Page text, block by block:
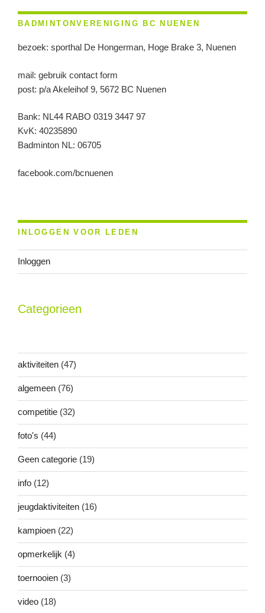
BADMINTONVERENIGING BC NUENEN
bezoek: sporthal De Hongerman, Hoge Brake 3, Nuenen
mail: gebruik contact form
post: p/a Akeleihof 9, 5672 BC Nuenen
Bank: NL44 RABO 0319 3447 97
KvK: 40235890
Badminton NL: 06705
facebook.com/bcnuenen
INLOGGEN VOOR LEDEN
Inloggen
Categorieen
aktiviteiten (47)
algemeen (76)
competitie (32)
foto's (44)
Geen categorie (19)
info (12)
jeugdaktiviteiten (16)
kampioen (22)
opmerkelijk (4)
toernooien (3)
video (18)